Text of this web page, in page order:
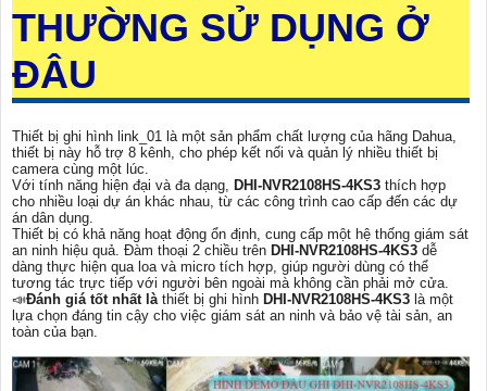
THƯỜNG SỬ DỤNG Ở
ĐÂU
Thiết bị ghi hình link_01 là một sản phẩm chất lượng của hãng Dahua,
thiết bị này hỗ trợ 8 kênh, cho phép kết nối và quản lý nhiều thiết bị
camera cùng một lúc.
Với tính năng hiện đại và đa dạng, DHI-NVR2108HS-4KS3 thích hợp
cho nhiều loại dự án khác nhau, từ các công trình cao cấp đến các dự
án dân dụng.
Thiết bị có khả năng hoạt động ổn định, cung cấp một hệ thống giám sát
an ninh hiệu quả. Đàm thoại 2 chiều trên DHI-NVR2108HS-4KS3 dễ
dàng thực hiện qua loa và micro tích hợp, giúp người dùng có thể
tương tác trực tiếp với người bên ngoài mà không cần phải mở cửa.
📣Đánh giá tốt nhất là thiết bị ghi hình DHI-NVR2108HS-4KS3 là một
lựa chọn đáng tin cậy cho việc giám sát an ninh và bảo vệ tài sản, an
toàn của bạn.